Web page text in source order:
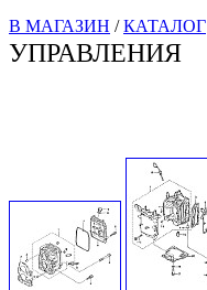
В МАГАЗИН / КАТАЛОГ
УПРАВЛЕНИЯ